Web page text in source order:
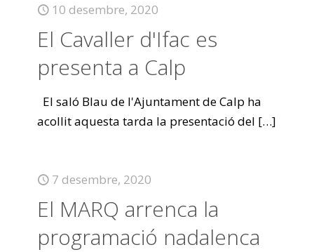
10 desembre, 2020
El Cavaller d'Ifac es
presenta a Calp
El saló Blau de l'Ajuntament de Calp ha
acollit aquesta tarda la presentació del […]
7 desembre, 2020
El MARQ arrenca la
programació nadalenca